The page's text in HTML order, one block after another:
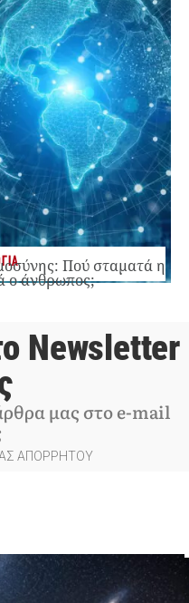
Πού σταματά η
ο άνθρωπος;
Newsletter
μας στο e-mail
ΑΠΟΡΡΗΤΟΥ